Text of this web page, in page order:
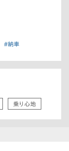
#納車
乗り心地